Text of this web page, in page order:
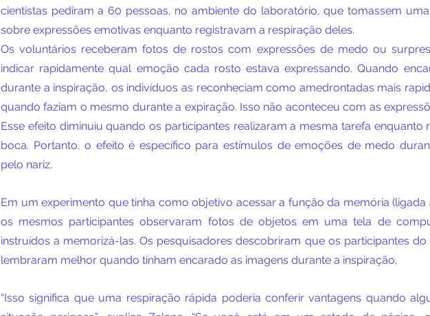
cientistas pediram a 60 pessoas, no ambiente do laboratório, que tomassem
sobre expressões emotivas enquanto registravam a respiração deles.
Os voluntários receberam fotos de rostos com expressões de medo ou
indicar rapidamente qual emoção cada rosto estava expressando. Quando
durante a inspiração, os indivíduos as reconheciam como amedrontadas mais
quando faziam o mesmo durante a expiração. Isso não aconteceu com as
Esse efeito diminuiu quando os participantes realizaram a mesma tarefa enquanto
boca. Portanto, o efeito é específico para estímulos de emoções de medo
pelo nariz.
Em um experimento que tinha como objetivo acessar a função da memória (ligada
os mesmos participantes observaram fotos de objetos em uma tela de
instruídos a memorizá-las. Os pesquisadores descobriram que os participantes
lembraram melhor quando tinham encarado as imagens durante a inspiração.
“Isso significa que uma respiração rápida poderia conferir vantagens quando